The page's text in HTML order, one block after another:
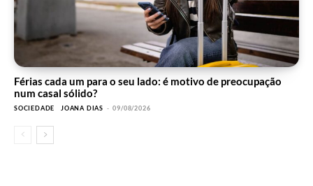
Férias cada um para o seu lado: é motivo de preocupação
num casal sólido?
SOCIEDADE JOANA DIAS - 09/08/2026